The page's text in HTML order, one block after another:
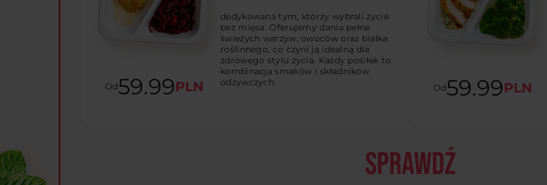
Od59.99PLN
dedykowana tym, którzy wybrali życie
bez mięsa. Oferujemy dania pełne
świeżych warzyw, owoców oraz białka
roślinnego, co czyni ją idealną dla
zdrowego stylu życia. Każdy posiłek to
kombinacja smaków i składników
odżywczych.
Od59.99PLN
SPRAWDŹ